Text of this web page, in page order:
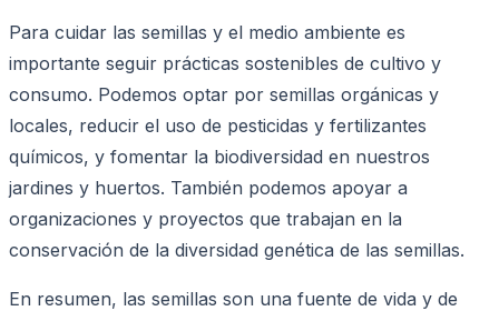
Para cuidar las semillas y el medio ambiente es
importante seguir prácticas sostenibles de cultivo y
consumo. Podemos optar por semillas orgánicas y
locales, reducir el uso de pesticidas y fertilizantes
químicos, y fomentar la biodiversidad en nuestros
jardines y huertos. También podemos apoyar a
organizaciones y proyectos que trabajan en la
conservación de la diversidad genética de las semillas.
En resumen, las semillas son una fuente de vida y de